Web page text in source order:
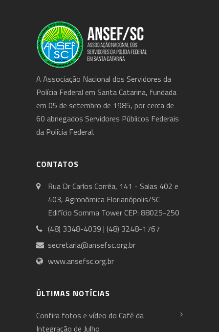
A Associação Nacional dos Servidores da
Polícia Federal em Santa Catarina, fundada
em 05 de setembro de 1985, por cerca de
60 abnegados Servidores Públicos Federais
da Polícia Federal.
CONTATOS
Rua Dr Carlos Corrêa, 141 - Salas 402 e
403, Agronômica Florianópolis/SC
Edifício Somma Tower CEP: 88025-250
(48) 3348-4039 | (48) 3248-1767
secretaria@ansefsc.org.br
www.ansefsc.org.br
ÚLTIMAS NOTÍCIAS
Confira fotos e vídeo do Café da
Integração de Julho